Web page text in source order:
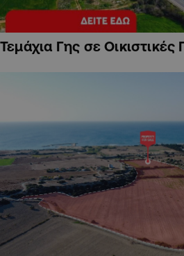
Τεμάχια Γης σε Οικιστικές